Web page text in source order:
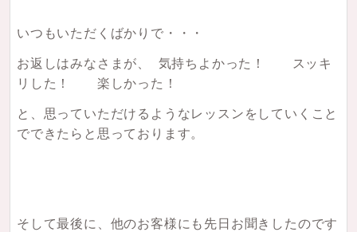
いつもいただくばかりで・・・
お返しはみなさまが、 気持ちよかった！ スッキ
リした！ 楽しかった！
と、思っていただけるようなレッスンをしていくこと
でできたらと思っております。
そして最後に、他のお客様にも先日お聞きしたのです